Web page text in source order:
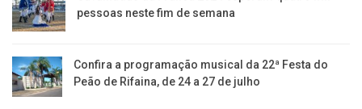
pessoas neste fim de semana
Confira a programação musical da 22ª Festa do
Peão de Rifaina, de 24 a 27 de julho